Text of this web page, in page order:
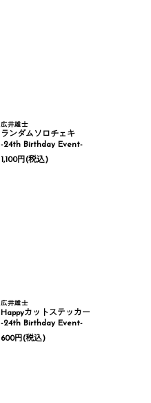
広井雄士
ランダムソロチェキ
-24th Birthday Event-
1,100円(税込)
広井雄士
Happyカットステッカー
-24th Birthday Event-
600円(税込)